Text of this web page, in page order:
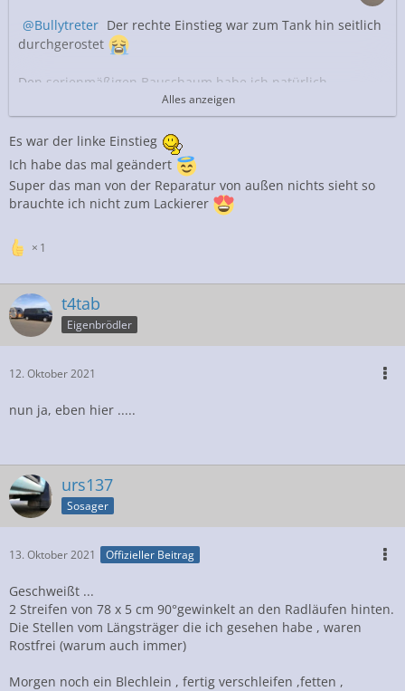
Bullytreter Der rechte Einstieg war zum Tank hin seitlich
durchgerostet
Den serienmäßigen Bauschaum habe ich natürlich
rausgekratzt bei der Aktion
mein Klaufix HP 501, EZ 1991; hat HU neu
Quali Made in ... .
Alles anzeigen
Es war der linke Einstieg
Ich habe das mal geändert
Super das man von der Reparatur von außen nichts sieht so
brauchte ich nicht zum Lackierer
1
t4tab
Eigenbrödler
12. Oktober 2021
nun ja, eben hier .....
urs137
Sosager
13. Oktober 2021 Offizieller Beitrag
Geschweißt ...
2 Streifen von 78 x 5 cm 90°gewinkelt an den Radläufen hinten.
Die Stellen vom Längsträger die ich gesehen habe , waren
Rostfrei (warum auch immer)
Morgen noch ein Blechlein , fertig verschleifen ,fetten ,